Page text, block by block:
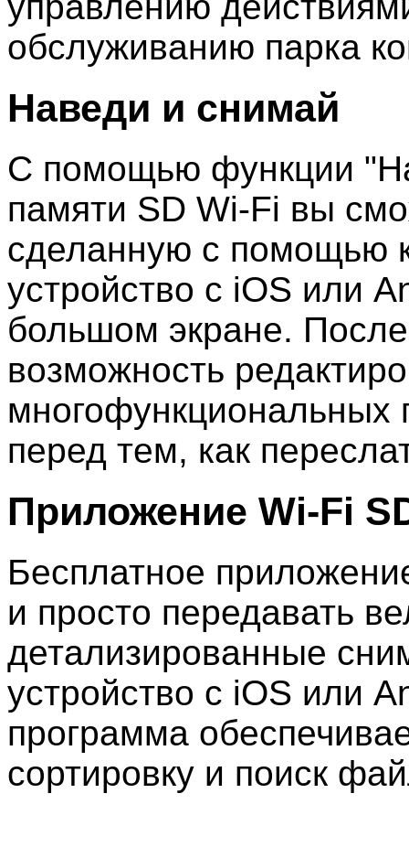
обслуживанию парка
Наведи и снимай
С помощью функции
памяти SD Wi-Fi вы
сделанную с помощью
устройство с iOS или
большом экране.
возможность
многофункциональных
перед тем, как
Приложение Wi-Fi
Бесплатное
и просто передавать
детализированные
устройство с iOS или
программа
сортировку и поиск